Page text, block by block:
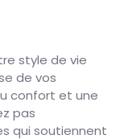
style de vie
de vos
confort et une
pas
qui soutiennent